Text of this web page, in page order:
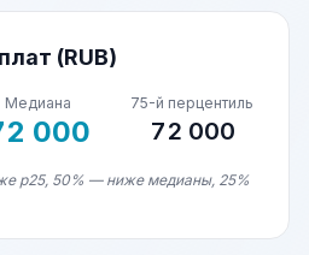
(RUB)
Медиана
000
75-й перцентиль
72 000
p25, 50% — ниже медианы, 25%